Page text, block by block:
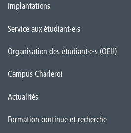
Implantations
Service aux étudiant·e·s
Organisation des étudiant·e·s (OEH)
Campus Charleroi
Actualités
Formation continue et recherche